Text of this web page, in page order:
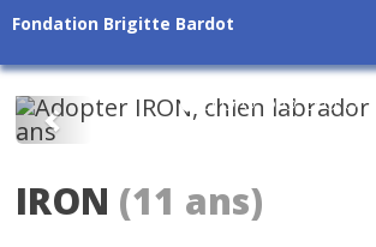
Fondation Brigitte Bardot
Précédent
IRON (11 ans)